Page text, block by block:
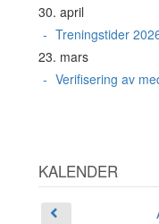
30. april
Treningstider
23. mars
Verifisering av
KALENDER